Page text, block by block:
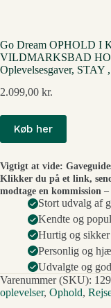
Go Dream OPHOLD I
VILDMARKSBAD
Oplevelsesgaver, STAY
2.099,00 kr.
Køb her
Vigtigt at vide:
Klikker du på et link,
modtage en kommission
Stort udvalg af
Kendte og
Hurtig og
Personlig og
Udvalgte og
Varenummer (SKU):
oplevelser, Ophold,